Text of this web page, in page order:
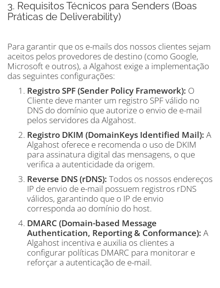
3. Requisitos Técnicos para Senders (Boas
Práticas de Deliverability)
Para garantir que os e-mails dos nossos clientes sejam
aceitos pelos provedores de destino (como Google,
Microsoft e outros), a Algahost exige a implementação
das seguintes configurações:
Registro SPF (Sender Policy Framework): O
Cliente deve manter um registro SPF válido no
DNS do domínio que autorize o envio de e-mail
pelos servidores da Algahost.
Registro DKIM (DomainKeys Identified Mail): A
Algahost oferece e recomenda o uso de DKIM
para assinatura digital das mensagens, o que
verifica a autenticidade da origem.
Reverse DNS (rDNS): Todos os nossos endereços
IP de envio de e-mail possuem registros rDNS
válidos, garantindo que o IP de envio
corresponda ao domínio do host.
DMARC (Domain-based Message
Authentication, Reporting & Conformance): A
Algahost incentiva e auxilia os clientes a
configurar políticas DMARC para monitorar e
reforçar a autenticação de e-mail.